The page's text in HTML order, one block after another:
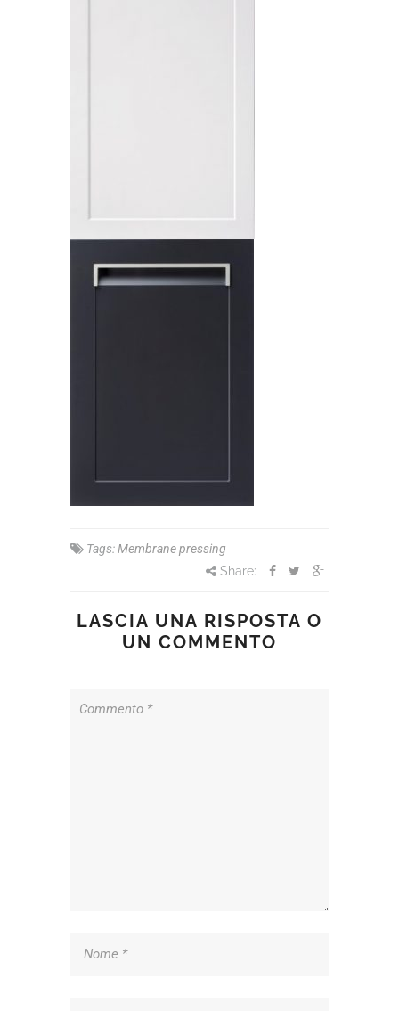
Tags:Membrane pressing
Share:
LASCIA UNA RISPOSTA O
UN COMMENTO